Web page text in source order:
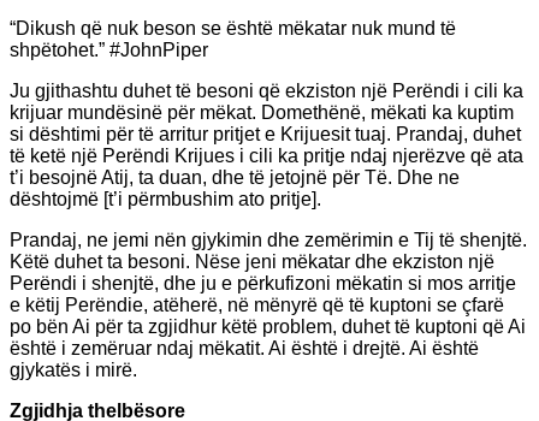
“Dikush që nuk beson se është mëkatar nuk mund të
shpëtohet.” #JohnPiper
Ju gjithashtu duhet të besoni që ekziston një Perëndi i cili ka
krijuar mundësinë për mëkat. Domethënë, mëkati ka kuptim
si dështimi për të arritur pritjet e Krijuesit tuaj. Prandaj, duhet
të ketë një Perëndi Krijues i cili ka pritje ndaj njerëzve që ata
t’i besojnë Atij, ta duan, dhe të jetojnë për Të. Dhe ne
dështojmë [t’i përmbushim ato pritje].
Prandaj, ne jemi nën gjykimin dhe zemërimin e Tij të shenjtë.
Këtë duhet ta besoni. Nëse jeni mëkatar dhe ekziston një
Perëndi i shenjtë, dhe ju e përkufizoni mëkatin si mos arritje
e këtij Perëndie, atëherë, në mënyrë që të kuptoni se çfarë
po bën Ai për ta zgjidhur këtë problem, duhet të kuptoni që Ai
është i zemëruar ndaj mëkatit. Ai është i drejtë. Ai është
gjykatës i mirë.
Zgjidhja thelbësore